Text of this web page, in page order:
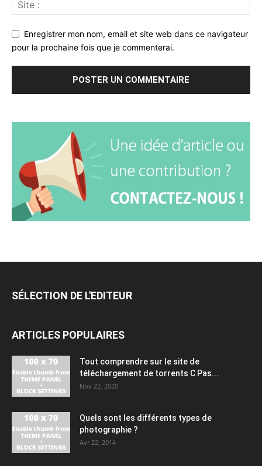
Enregistrer mon nom, email et site web dans ce navigateur
pour la prochaine fois que je commenterai.
SÉLECTION DE L'EDITEUR
ARTICLES POPULAIRES
Tout comprendre sur le site de
téléchargement de torrents C Pas...
Nov 22, 2020
Quels sont les différents types de
photographie ?
Avr 22, 2014